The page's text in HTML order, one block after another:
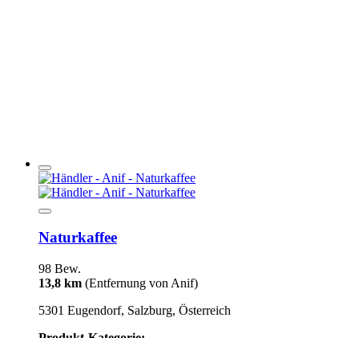
Naturkaffee
98 Bew.
13,8 km (Entfernung von Anif)
5301 Eugendorf, Salzburg, Österreich